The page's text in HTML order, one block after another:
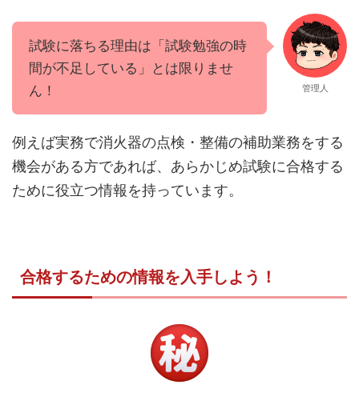
試験に落ちる理由は「試験勉強の時
間が不足している」とは限りませ
ん！
管理人
例えば実務で消火器の点検・整備の補助業務をする
機会がある方であれば、あらかじめ試験に合格する
ために役立つ情報を持っています。
合格するための情報を入手しよう！